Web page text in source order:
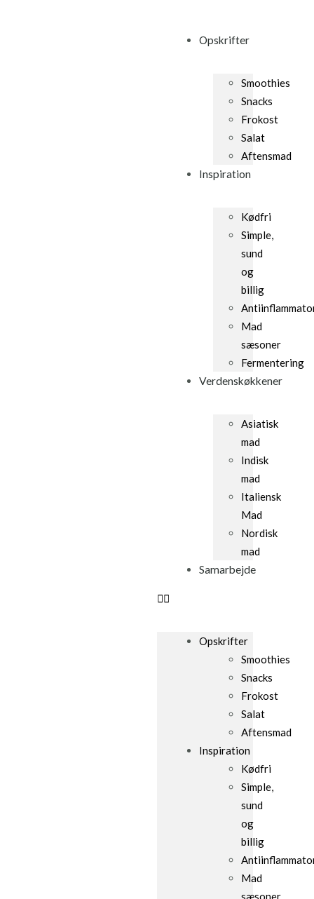
Opskrifter
Smoothies
Snacks
Frokost
Salat
Aftensmad
Inspiration
Kødfri
Simple,
sund
og
billig
Mad
sæsoner
Fermentering
Verdenskøkkener
Asiatisk
mad
Indisk
mad
Italiensk
Mad
Nordisk
mad
Samarbejde
Opskrifter
Smoothies
Snacks
Frokost
Salat
Aftensmad
Inspiration
Kødfri
Simple,
sund
og
billig
Mad
sæsoner